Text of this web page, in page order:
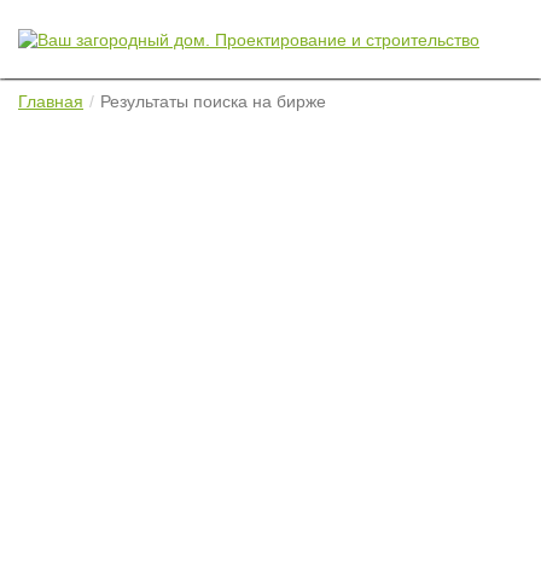
Главная Результаты поиска на бирже